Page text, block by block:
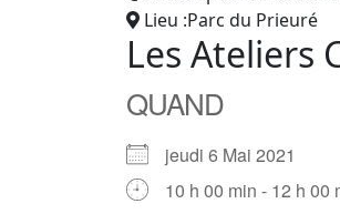
Lieu :Parc du Prieuré
Les Ateliers
QUAND
jeudi 6 Mai 2021
10 h 00 min - 12 h 00